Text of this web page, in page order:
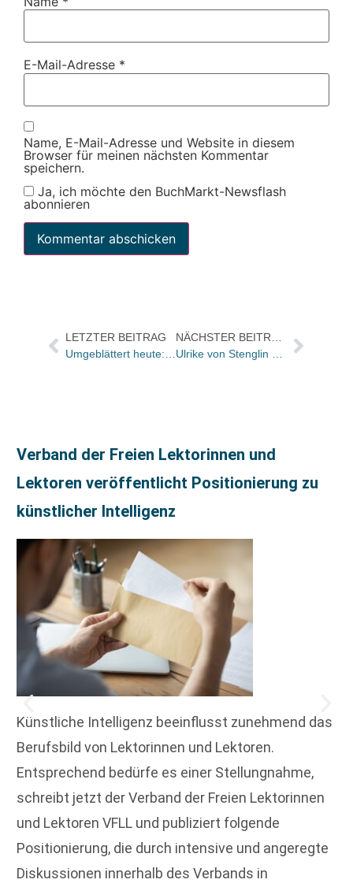
E-Mail-Adresse *
Name, E-Mail-Adresse und Website in diesem
Browser für meinen nächsten Kommentar
speichern.
Ja, ich möchte den BuchMarkt-Newsflash
abonnieren
LETZTER BEITRAG
Verband der Freien Lektorinnen und
Lektoren veröffentlicht Positionierung zu
künstlicher Intelligenz
Künstliche Intelligenz beeinflusst zunehmend das
Berufsbild von Lektorinnen und Lektoren.
Entsprechend bedürfe es einer Stellungnahme,
schreibt jetzt der Verband der Freien Lektorinnen
und Lektoren VFLL und publiziert folgende
Positionierung, die durch intensive und angeregte
Diskussionen innerhalb des Verbands in